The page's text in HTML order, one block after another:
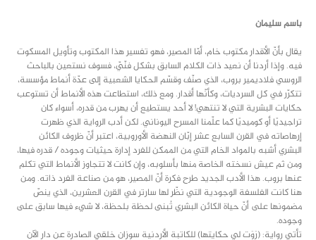
باسم سليمان
يقال بأنّ الأقدار مكتوب خام، أمّا المصير، فهو تفسير هذا المكتوب وتأويل المسكوت
فيه. وإذا أردنا أن نعيد ذات الكلام السابق بشكل فنّيّ، فسوف نستعين بالباحث
الروسي فلاديمير بروب، الذي صنّف وقسّم الحكايا الشعبية إلى عدّة أنماط مؤسسة،
تتكرّر في كل السرديات، وكأنّها أقدار. ومع ذلك، استطاعت هذه الأنماط أن تستوعب
حكايات البشرية التي لا تنتهي! لا أحد يستطيع أن يهرب من قدره، أسواء كان
تراجيديًا أو كوميديًا كما علّمنا المسرح اليوناني. لكن أدب الرواية الذي ظهرت
إرهاصاته في القرن السابع عشر إبّان النهضة الأوروبية، اعتبر أنّ ظروف الكائن
البشري أشبه بالمواد الخام التي من الممكن للفرد إدارة حيثيات وجوده / قدره فيها،
ومن ثم عيش نسخته الخاصة منها بأسلوبه، وإن كانت لا تتجاوز الأنماط التي تكلم
عنها بروب. هذا الأدب الجديد طرح فكرة أنّ المصير، هو من صناعة الفرد ذاته. ومن
هنا كانت الفلسفة الوجودية التي نظّر لها سارتر في القرن العشرين، الذي ينصّ
مضمونها على أنّ حياة الكائن البشري تُبنى لحظة بلحظة، لا شيء فيها سابق على
وجوده.
تأتي رواية: (رَوَت لي حكايتها) للكاتبة الأردنية سوزان خلقي الصادرة عن دار الآن